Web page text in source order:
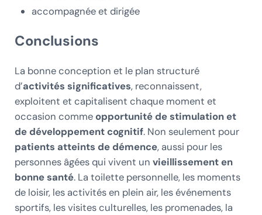
accompagnée et dirigée
Conclusions
La bonne conception et le plan structuré
d’activités significatives, reconnaissent,
exploitent et capitalisent chaque moment et
occasion comme opportunité de stimulation et
de développement cognitif. Non seulement pour
patients atteints de démence, aussi pour les
personnes âgées qui vivent un vieillissement en
bonne santé. La toilette personnelle, les moments
de loisir, les activités en plein air, les événements
sportifs, les visites culturelles, les promenades, la